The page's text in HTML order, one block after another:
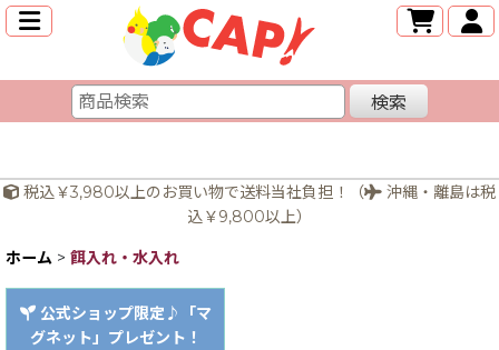
検索
税込￥3,980以上のお買い物で送料当社負担！（
沖縄・離島は税
込￥9,800以上）
ホーム > 餌入れ・水入れ
公式ショップ限定♪「マ
グネット」プレゼント！